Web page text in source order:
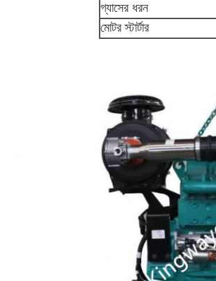
গ্যাসের ধরন
মোটর স্টার্টার